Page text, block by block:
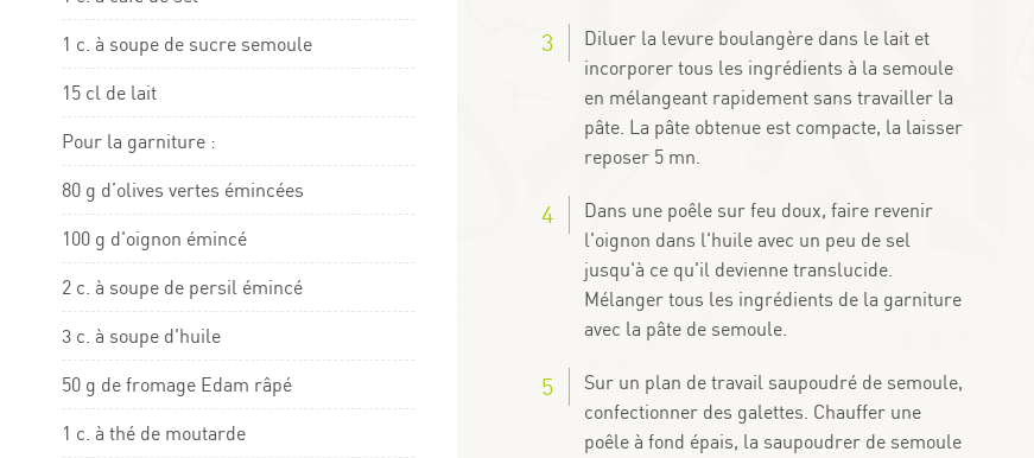
1 c. à soupe de sucre semoule
15 cl de lait
Pour la garniture :
80 g d’olives vertes émincées
100 g d'oignon émincé
2 c. à soupe de persil émincé
3 c. à soupe d'huile
50 g de fromage Edam râpé
1 c. à thé de moutarde
Diluer la levure boulangère dans le lait et
incorporer tous les ingrédients à la semoule
en mélangeant rapidement sans travailler la
pâte. La pâte obtenue est compacte, la laisser
reposer 5 mn.
Dans une poêle sur feu doux, faire revenir
l'oignon dans l'huile avec un peu de sel
jusqu'à ce qu'il devienne translucide.
Mélanger tous les ingrédients de la garniture
avec la pâte de semoule.
Sur un plan de travail saupoudré de semoule,
confectionner des galettes. Chauffer une
poêle à fond épais, la saupoudrer de semoule